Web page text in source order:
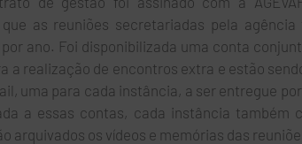
as reuniões secretariadas pela
ano. Foi disponibilizada uma conta
a realização de encontros extra e estão
uma para cada instância, a ser entregue
a essas contas, cada instância também
arquivados os vídeos e memórias das